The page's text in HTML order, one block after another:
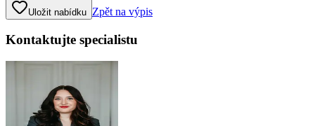
Uložit nabídku Zpět na výpis
Kontaktujte specialistu